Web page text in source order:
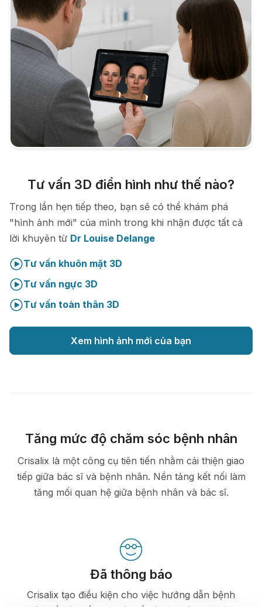
Tư vấn 3D điển hình như thế nào?
Trong lần hẹn tiếp theo, bạn sẽ có thể khám phá
"hình ảnh mới" của mình trong khi nhận được tất cả
lời khuyên từ Dr Louise Delange
Tư vấn khuôn mặt 3D
Tư vấn ngực 3D
Tư vấn toàn thân 3D
Xem hình ảnh mới của bạn
Tăng mức độ chăm sóc bệnh nhân
Crisalix là một công cụ tiên tiến nhằm cải thiện giao
tiếp giữa bác sĩ và bệnh nhân. Nền tảng kết nối làm
tăng mối quan hệ giữa bệnh nhân và bác sĩ.
Đã thông báo
Crisalix tạo điều kiện cho việc hướng dẫn bệnh